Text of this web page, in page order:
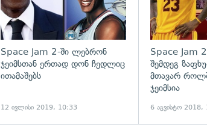
Space Jam 2-ში ლებრონ
ჯეიმსთან ერთად დონ ჩედლიც
ითამაშებს
12 ივლისი 2019, 10:33
Space Jam
შემდეგ
მთავარ
ჯეიმსია
6 აგვისტო 2018,